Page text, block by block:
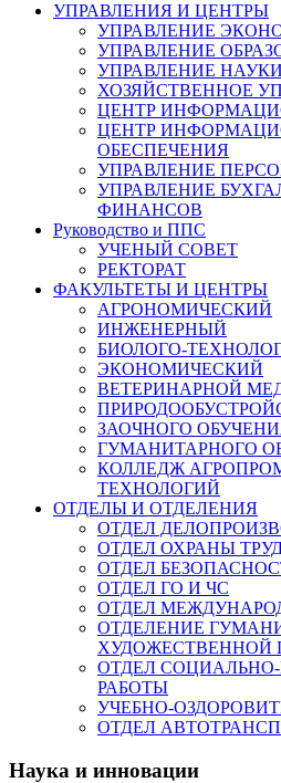
УПРАВЛЕНИЯ И ЦЕНТРЫ
УПРАВЛЕНИЕ
УПРАВЛЕНИЕ
УПРАВЛЕНИЕ НАУКИ
ХОЗЯЙСТВЕННОЕ
ЦЕНТР
ЦЕНТР
ОБЕСПЕЧЕНИЯ
УПРАВЛЕНИЕ
УПРАВЛЕНИЕ
ФИНАНСОВ
Руководство и ППС
УЧЕНЫЙ СОВЕТ
РЕКТОРАТ
ФАКУЛЬТЕТЫ И ЦЕНТРЫ
АГРОНОМИЧЕСКИЙ
ИНЖЕНЕРНЫЙ
БИОЛОГО-
ЭКОНОМИЧЕСКИЙ
ВЕТЕРИНАРНОЙ
ЗАОЧНОГО
ГУМАНИТАРНОГО
КОЛЛЕДЖ
ТЕХНОЛОГИЙ
ОТДЕЛЫ И ОТДЕЛЕНИЯ
ОТДЕЛ
ОТДЕЛ ОХРАНЫ
ОТДЕЛ
ОТДЕЛ ГО И ЧС
ОТДЕЛ
ОТДЕЛЕНИЕ
ХУДОЖЕСТВЕННОЙ
ОТДЕЛ
РАБОТЫ
УЧЕБНО-
ОТДЕЛ
Наука и инновации